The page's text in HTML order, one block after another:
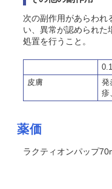
次の副作用があらわれ
い、異常が認められた
処置を行うこと。
皮膚
発
疹
薬価
ラクティオンパップ